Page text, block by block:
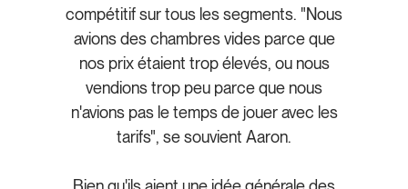
compétitif sur tous les segments. "Nous
avions des chambres vides parce que
nos prix étaient trop élevés, ou nous
vendions trop peu parce que nous
n'avions pas le temps de jouer avec les
tarifs", se souvient Aaron.